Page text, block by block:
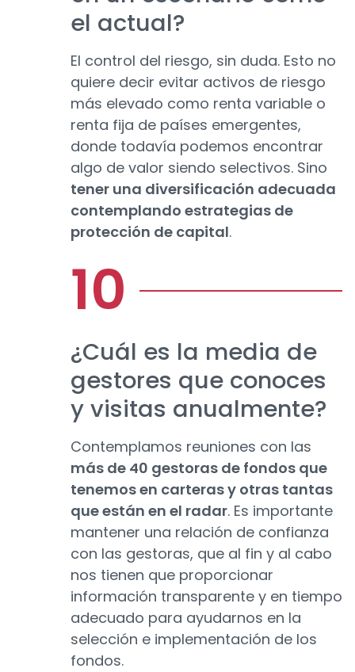
el actual?
El control del riesgo, sin duda. Esto no
quiere decir evitar activos de riesgo
más elevado como renta variable o
renta fija de países emergentes,
donde todavía podemos encontrar
algo de valor siendo selectivos. Sino
tener una diversificación adecuada
contemplando estrategias de
protección de capital.
¿Cuál es la media de
gestores que conoces
y visitas anualmente?
Contemplamos reuniones con las
más de 40 gestoras de fondos que
tenemos en carteras y otras tantas
que están en el radar. Es importante
mantener una relación de confianza
con las gestoras, que al fin y al cabo
nos tienen que proporcionar
información transparente y en tiempo
adecuado para ayudarnos en la
selección e implementación de los
fondos.